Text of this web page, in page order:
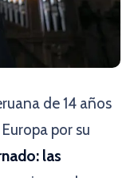
de 14 años
por su
las